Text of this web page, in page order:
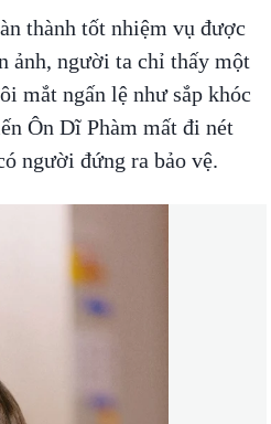
thành tốt nhiệm vụ được
ảnh, người ta chỉ thấy một
mắt ngấn lệ như sắp khóc
Ôn Dĩ Phàm mất đi nét
người đứng ra bảo vệ.